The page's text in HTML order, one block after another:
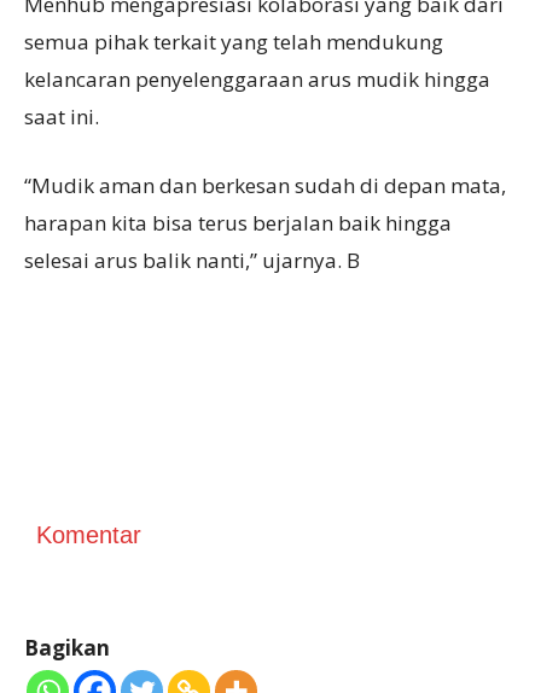
semua pihak terkait yang telah mendukung
kelancaran penyelenggaraan arus mudik hingga
saat ini.
“Mudik aman dan berkesan sudah di depan mata,
harapan kita bisa terus berjalan baik hingga
selesai arus balik nanti,” ujarnya. B
Komentar
Bagikan